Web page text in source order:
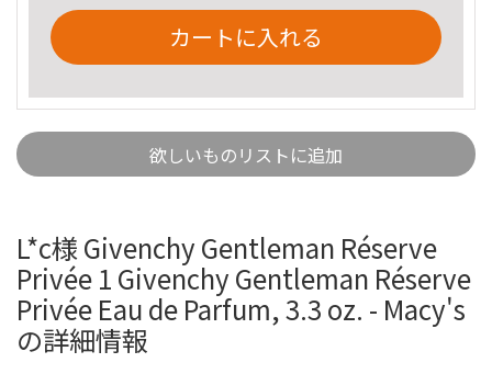
カートに入れる
欲しいものリストに追加
L*c様 Givenchy Gentleman Réserve
Privée 1 Givenchy Gentleman Réserve
Privée Eau de Parfum, 3.3 oz. - Macy's
の詳細情報